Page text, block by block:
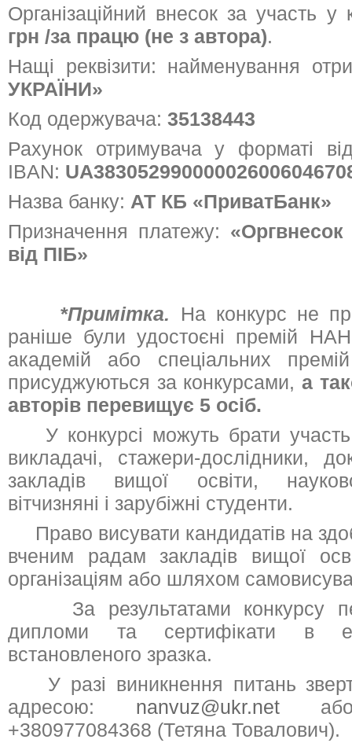
Організаційний внесок за участь у
грн /за працю (не з автора).
Нащі реквізити: найменування
УКРАЇНИ»
Код одержувача: 35138443
Рахунок отримувача у форматі
IBAN:
Назва банку: АТ КБ «ПриватБанк»
Призначення платежу:
від ПІБ»
*Примітка. На конкурс не
раніше були удостоєні премій
академій або спеціальних
присуджуються за конкурсами,а
авторів перевищує 5 осіб.
У конкурсі можуть брати участь
викладачі, стажери-дослідники,
закладів вищої освіти,
вітчизняні і зарубіжні студенти.
Право висувати кандидатів на
вченим радам закладів вищої
організаціям або шляхом
За результатами конкурсу
дипломи та сертифікати в
встановленого зразка.
У разі виникнення питань
адресою: nanvuz@ukr.netабо
+380977084368 (Тетяна Товалович).